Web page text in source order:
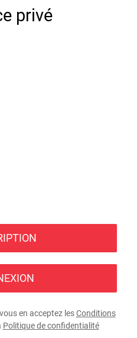
privé
en acceptez lesConditions
Politique de confidentialité